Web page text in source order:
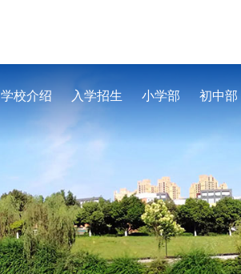
学校介绍 入学招生 小学部 初中部